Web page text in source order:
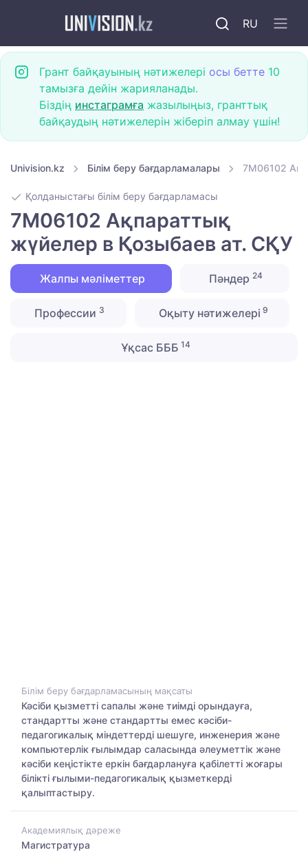
RU
Грант байқауының нәтижелері осы бетте 10
тамызға дейін жарияланады.
Біздің инстаграмға жазылыңыз, гранттық
байқаудың нәтижелерін жіберіп алмау үшін!
Univision.kz Білім беру бағдарламалары 7M06102
Қолданыстағы білім беру бағдарламасы
7M06102 Ақпараттық
жүйелер в Қозыбаев ат. СҚУ
Жалпы мәліметтер Пәндер24
Профессии 3 Оқыту нәтижелері 9
Ұқсас БББ 14
Білім беру бағдарламасының мақсаты
Кәсіби қызметті сапалы және тиімді орындауға,
стандартты және стандартты емес кәсіби-
педагогикалық міндеттерді шешуге, инженерия және
компьютерлік ғылымдар саласында әлеуметтік және
кәсіби кеңістікте еркін бағдарлануға қабілетті жоғары
білікті ғылыми-педагогикалық қызметкерді
қалыптастыру.
Академиялық дәреже
Магистратура